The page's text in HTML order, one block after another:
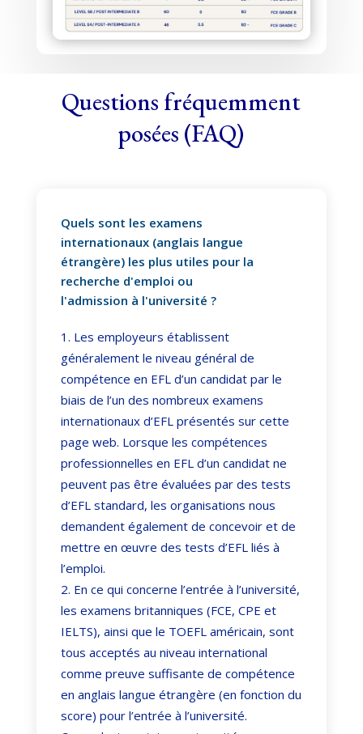
Questions fréquemment
posées (FAQ)
Quels sont les examens
internationaux (anglais langue
étrangère) les plus utiles pour la
recherche d'emploi ou
l'admission à l'université ?
Les employeurs établissent
généralement le niveau général de
compétence en EFL d’un candidat par le
biais de l’un des nombreux examens
internationaux d’EFL présentés sur cette
page web. Lorsque les compétences
professionnelles en EFL d’un candidat ne
peuvent pas être évaluées par des tests
d’EFL standard, les organisations nous
demandent également de concevoir et de
mettre en œuvre des tests d’EFL liés à
l’emploi.
En ce qui concerne l’entrée à l’université,
les examens britanniques (FCE, CPE et
IELTS), ainsi que le TOEFL américain, sont
tous acceptés au niveau international
comme preuve suffisante de compétence
en anglais langue étrangère (en fonction du
score) pour l’entrée à l’université.